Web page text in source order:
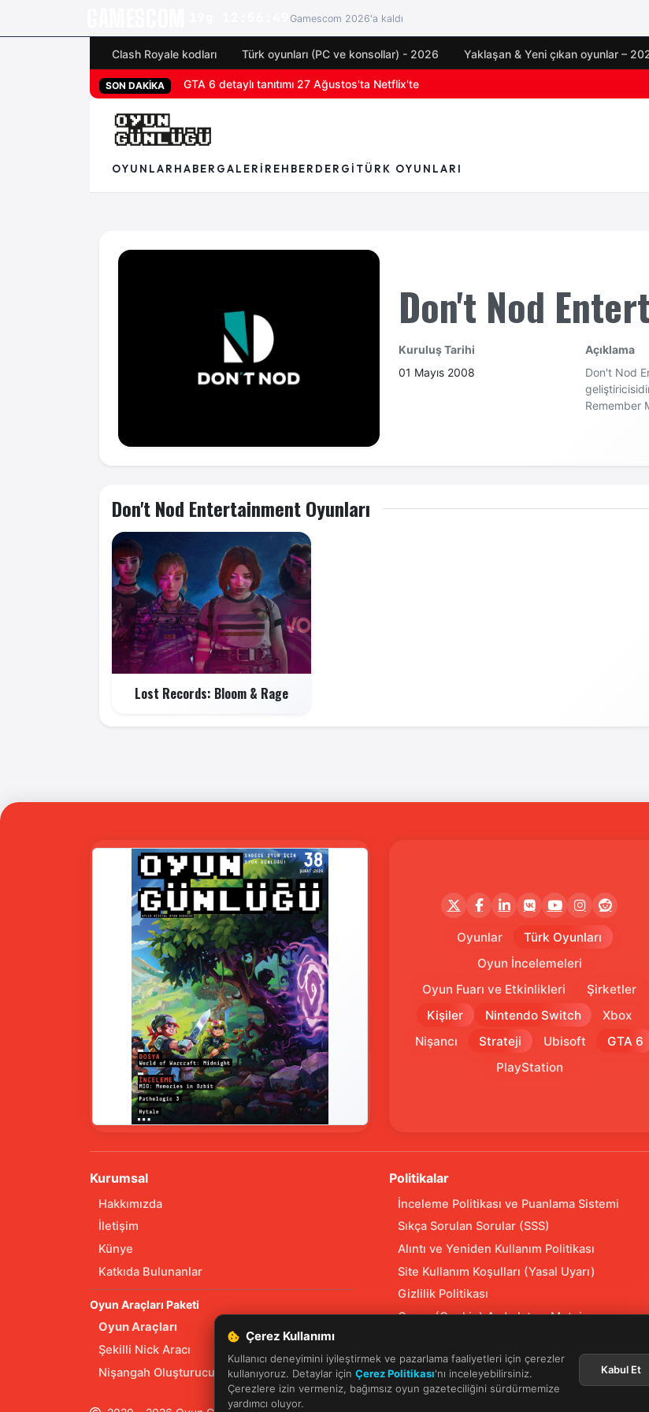
Çerez Kullanımı
Kullanıcı deneyimini iyileştirmek ve pazarlama faaliyetleri için çerezler
kullanıyoruz. Detaylar için Çerez Politikası'nı inceleyebilirsiniz.
Çerezlere izin vermeniz, bağımsız oyun gazeteciliğini sürdürmemize
yardımcı oluyor.
Kabul Et
Gamescom 2026'a kaldı
Clash Royale kodları Türk oyunları (PC ve konsollar) - 2026 Yaklaşan & Yeni çıkan oyunlar –
SON DAKİKA GTA 6 detaylı tanıtımı 27 Ağustos'ta Netflix'te
OYUNLAR HABER GALERI REHBER DERGI TÜRK OYUNLARI
Don't Nod
Kuruluş Tarihi
01 Mayıs 2008
Açıklama
Don't Nod
Remember
Don't Nod Entertainment Oyunları
Lost Records: Bloom & Rage
Oyunlar
Türk Oyunları
Oyun İncelemeleri
Oyun Fuarı ve Etkinlikleri
Şirketler
Kişiler
Nintendo Switch
Xbox
Nişancı
Strateji Ubisoft
GTA 6
PlayStation
Kurumsal
Hakkımızda
İletişim
Künye
Katkıda Bulunanlar
Oyun Araçları Paketi
Oyun Araçları
Şekilli Nick Aracı
Nişangah Oluşturucu
Politikalar
İnceleme Politikası ve Puanlama Sistemi
Sıkça Sorulan Sorular (SSS)
Alıntı ve Yeniden Kullanım Politikası
Site Kullanım Koşulları (Yasal Uyarı)
Gizlilik Politikası
Çerez (Cookie) Aydınlatma Metni